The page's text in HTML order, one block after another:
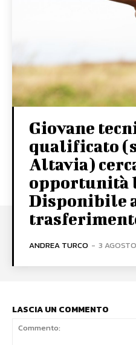
Giovane
qualificato
Altavia)
opportunità
Disponibile
ANDREA TURCO - 3
LASCIA UN COMMENTO